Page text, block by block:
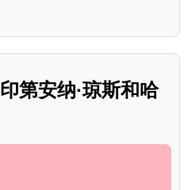
第安纳·琼斯和哈